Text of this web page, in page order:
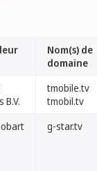
Nom(s) de
domaine
B.V.
tmobile.tv
tmobil.tv
g-star.tv